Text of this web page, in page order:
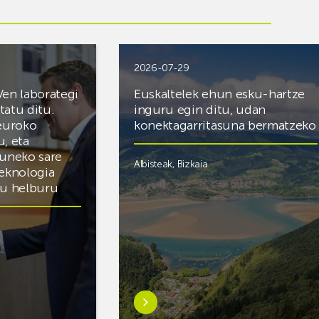
laborategi
ditu.
eta
sare
helburu
2026-07-29
Euskaltelek ehun esku-hartze
inguru egin ditu, udan
konektagarritasuna bermatzeko
Albisteak, Bizkaia
Ezagutu
gehiago:Euskaltelek